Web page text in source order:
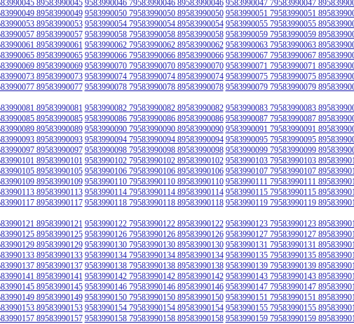
89583990045 9583990046 79583990046 89583990046 9583990047 79583990047
89583990049 9583990050 79583990050 89583990050 9583990051 79583990051
89583990053 9583990054 79583990054 89583990054 9583990055 79583990055
89583990057 9583990058 79583990058 89583990058 9583990059 79583990059
89583990061 9583990062 79583990062 89583990062 9583990063 79583990063
89583990065 9583990066 79583990066 89583990066 9583990067 79583990067
89583990069 9583990070 79583990070 89583990070 9583990071 79583990071
89583990073 9583990074 79583990074 89583990074 9583990075 79583990075
89583990077 9583990078 79583990078 89583990078 9583990079 79583990079
89583990081 9583990082 79583990082 89583990082 9583990083 79583990083
89583990085 9583990086 79583990086 89583990086 9583990087 79583990087
89583990089 9583990090 79583990090 89583990090 9583990091 79583990091
89583990093 9583990094 79583990094 89583990094 9583990095 79583990095
89583990097 9583990098 79583990098 89583990098 9583990099 79583990099
89583990101 9583990102 79583990102 89583990102 9583990103 79583990103
89583990105 9583990106 79583990106 89583990106 9583990107 79583990107
89583990109 9583990110 79583990110 89583990110 9583990111 79583990111
89583990113 9583990114 79583990114 89583990114 9583990115 79583990115
89583990117 9583990118 79583990118 89583990118 9583990119 79583990119
89583990121 9583990122 79583990122 89583990122 9583990123 79583990123
89583990125 9583990126 79583990126 89583990126 9583990127 79583990127
89583990129 9583990130 79583990130 89583990130 9583990131 79583990131
89583990133 9583990134 79583990134 89583990134 9583990135 79583990135
89583990137 9583990138 79583990138 89583990138 9583990139 79583990139
89583990141 9583990142 79583990142 89583990142 9583990143 79583990143
89583990145 9583990146 79583990146 89583990146 9583990147 79583990147
89583990149 9583990150 79583990150 89583990150 9583990151 79583990151
89583990153 9583990154 79583990154 89583990154 9583990155 79583990155
89583990157 9583990158 79583990158 89583990158 9583990159 79583990159